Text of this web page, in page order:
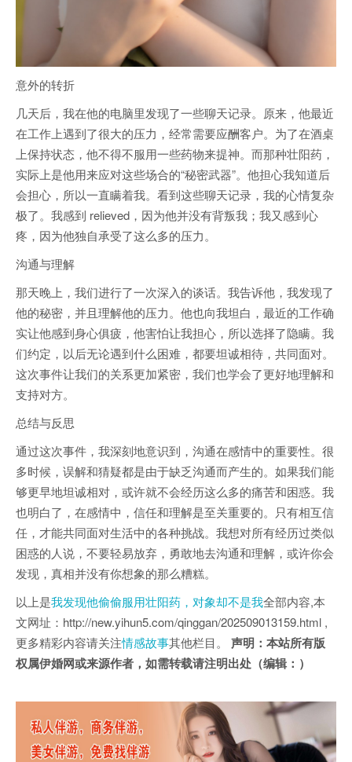
意外的转折
几天后，我在他的电脑里发现了一些聊天记录。原来，他最近
在工作上遇到了很大的压力，经常需要应酬客户。为了在酒桌
上保持状态，他不得不服用一些药物来提神。而那种壮阳药，
实际上是他用来应对这些场合的“秘密武器”。他担心我知道后
会担心，所以一直瞒着我。看到这些聊天记录，我的心情复杂
极了。我感到 relieved，因为他并没有背叛我；我又感到心
疼，因为他独自承受了这么多的压力。
沟通与理解
那天晚上，我们进行了一次深入的谈话。我告诉他，我发现了
他的秘密，并且理解他的压力。他也向我坦白，最近的工作确
实让他感到身心俱疲，他害怕让我担心，所以选择了隐瞒。我
们约定，以后无论遇到什么困难，都要坦诚相待，共同面对。
这次事件让我们的关系更加紧密，我们也学会了更好地理解和
支持对方。
总结与反思
通过这次事件，我深刻地意识到，沟通在感情中的重要性。很
多时候，误解和猜疑都是由于缺乏沟通而产生的。如果我们能
够更早地坦诚相对，或许就不会经历这么多的痛苦和困惑。我
也明白了，在感情中，信任和理解是至关重要的。只有相互信
任，才能共同面对生活中的各种挑战。我想对所有经历过类似
困惑的人说，不要轻易放弃，勇敢地去沟通和理解，或许你会
发现，真相并没有你想象的那么糟糕。
以上是我发现他偷偷服用壮阳药，对象却不是我全部内容,本
文网址：http://new.yihun5.com/qinggan/202509013159.html ,
更多精彩内容请关注情感故事其他栏目。 声明：本站所有版
权属伊婚网或来源作者，如需转载请注明出处（编辑：）